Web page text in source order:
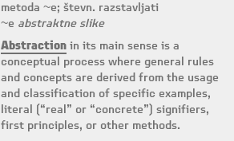
metoda ~e; števn. razstavljati
~e abstraktne slike
Abstractionin its main sense is a
conceptual process where general rules
and concepts are derived from the usage
and classification of specific examples,
literal (“real” or “concrete”) signifiers,
first principles, or other methods.